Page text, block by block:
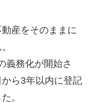
産をそのままに
義務化が開始さ
ら3年以内に登記
。